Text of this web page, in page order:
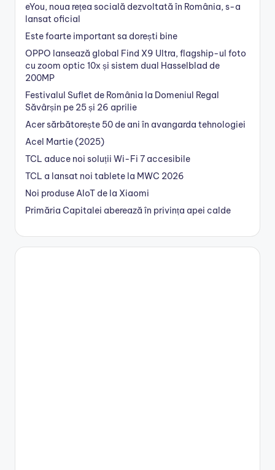
eYou, noua rețea socială dezvoltată în România, s-a
lansat oficial
Este foarte important sa dorești bine
OPPO lansează global Find X9 Ultra, flagship-ul foto
cu zoom optic 10x și sistem dual Hasselblad de
200MP
Festivalul Suflet de România la Domeniul Regal
Săvârșin pe 25 și 26 aprilie
Acer sărbătorește 50 de ani în avangarda tehnologiei
Acel Martie (2025)
TCL aduce noi soluții Wi-Fi 7 accesibile
TCL a lansat noi tablete la MWC 2026
Noi produse AIoT de la Xiaomi
Primăria Capitalei aberează în privința apei calde